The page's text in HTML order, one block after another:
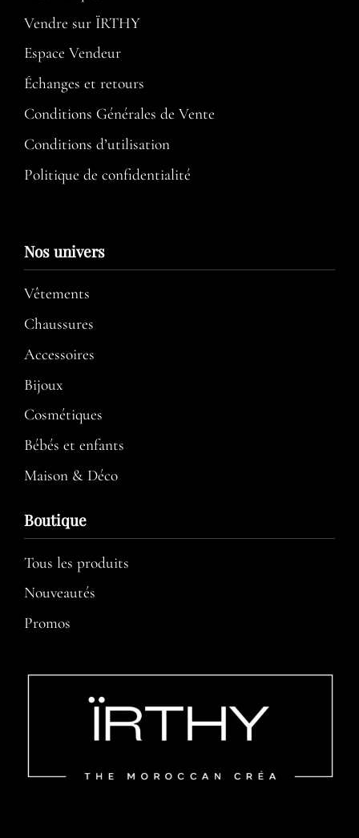
Vendre sur ÏRTHY
Espace Vendeur
Échanges et retours
Conditions Générales de Vente
Conditions d’utilisation​
Politique de confidentialité
Nos univers
Vêtements
Chaussures
Accessoires
Bijoux
Cosmétiques
Bébés et enfants
Maison & Déco
Boutique
Tous les produits
Nouveautés
Promos